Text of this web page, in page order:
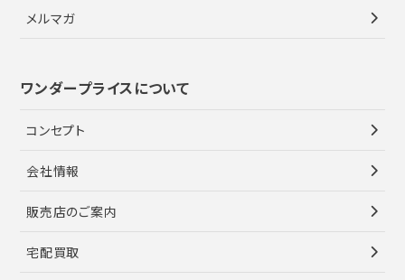
メルマガ
ワンダープライスについて
コンセプト
会社情報
販売店のご案内
宅配買取